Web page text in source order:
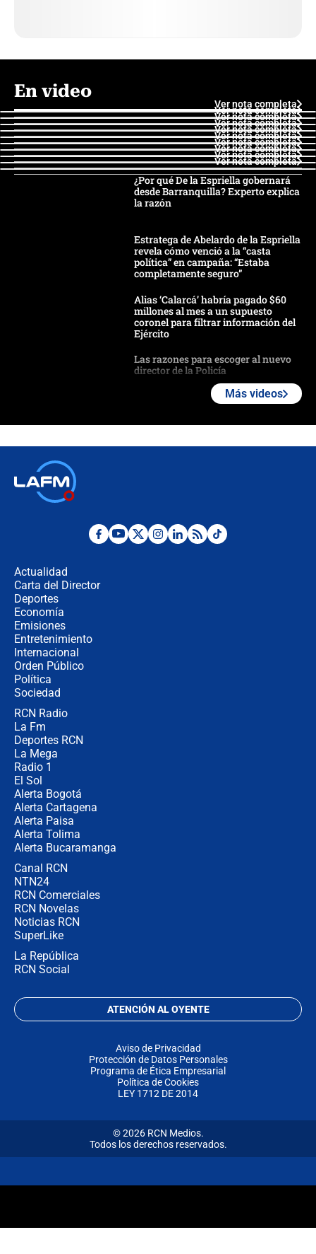
En video
Ver nota completa
Ver nota completa
Ver nota completa
Ver nota completa
Ver nota completa
Ver nota completa
Ver nota completa
Ver nota completa
Ver nota completa
Ver nota completa
¿Por qué De la Espriella gobernará
desde Barranquilla? Experto explica
la razón
Estratega de Abelardo de la Espriella
revela cómo venció a la “casta
política” en campaña: “Estaba
completamente seguro”
Alias ‘Calarcá’ habría pagado $60
millones al mes a un supuesto
coronel para filtrar información del
Ejército
Las razones para escoger al nuevo
director de la Policía
"No hubo fraude ni posibilidad de
Más videos
Actualidad
Carta del Director
Deportes
Economía
Emisiones
Entretenimiento
Internacional
Orden Público
Política
Sociedad
RCN Radio
La Fm
Deportes RCN
La Mega
Radio 1
El Sol
Alerta Bogotá
Alerta Cartagena
Alerta Paisa
Alerta Tolima
Alerta Bucaramanga
Canal RCN
NTN24
RCN Comerciales
RCN Novelas
Noticias RCN
SuperLike
La República
RCN Social
ATENCIÓN AL OYENTE
Aviso de Privacidad
Protección de Datos Personales
Programa de Ética Empresarial
Política de Cookies
LEY 1712 DE 2014
© 2026 RCN Medios.
Todos los derechos reservados.